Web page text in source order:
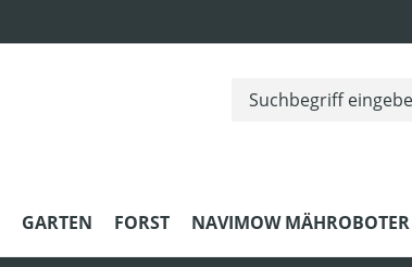
GARTEN FORST NAVIMOW MÄHROBOTER